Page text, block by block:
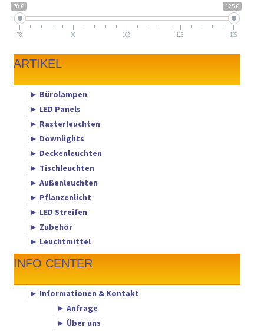
78 € 125 €
78 90 102 113 125
ARTIKEL
► Bürolampen
► LED Panels
► Rasterleuchten
► Downlights
► Deckenleuchten
► Tischleuchten
► Außenleuchten
► Pflanzenlicht
► LED Streifen
► Zubehör
► Leuchtmittel
INFO CENTER
► Informationen & Kontakt
► Anfrage
► Über uns